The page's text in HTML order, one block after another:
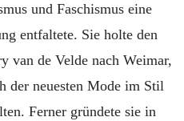
und Faschismus eine
entfaltete. Sie holte den
van de Velde nach Weimar,
der neuesten Mode im Stil
Ferner gründete sie in